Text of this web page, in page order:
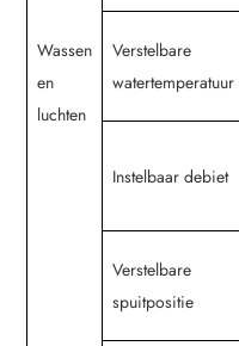
Wassen
en
luchten
Verstelbare
watertemperatuur
Instelbaar debiet
Verstelbare
spuitpositie